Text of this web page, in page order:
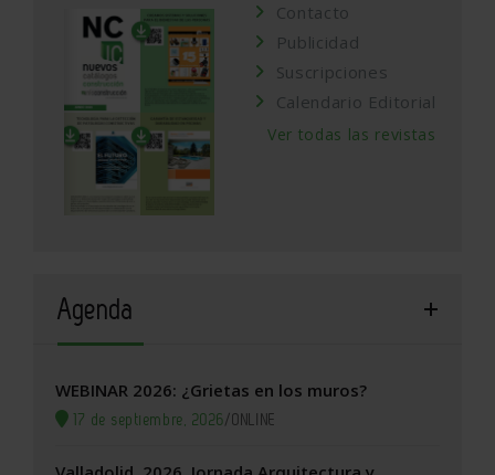
Contacto
Publicidad
Suscripciones
Calendario Editorial
Ver todas las revistas
Agenda
WEBINAR 2026: ¿Grietas en los muros?
17 de septiembre, 2026/ONLINE